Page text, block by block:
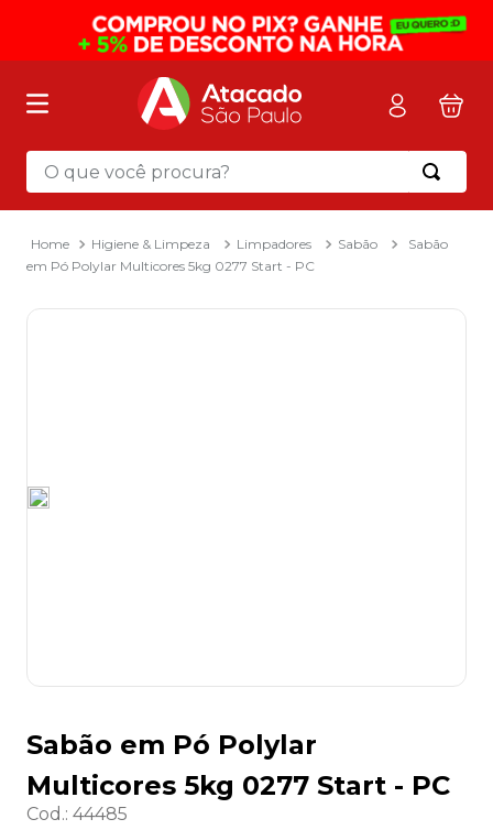
O que você procura?
Higiene & Limpeza Limpadores Sabão
Sabão
em Pó Polylar Multicores 5kg 0277 Start - PC
Sabão em Pó Polylar
Multicores 5kg 0277 Start - PC
Cod.: 44485
Termos mais buscados
mochila
2 º sacola
3º papel toalha
8